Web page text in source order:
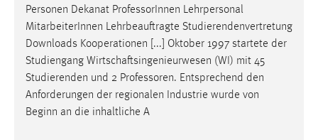
Personen Dekanat Professor Innen Lehrpersonal
MitarbeiterInnen Lehrbeauftragte Studierendenvertretung
Downloads Kooperationen [...] Oktober 1997 startete der
Studiengang Wirtschaftsingenieurwesen (WI) mit 45
Studierenden und 2 Professoren. Entsprechend den
Anforderungen der regionalen Industrie wurde von
Beginn an die inhaltliche A